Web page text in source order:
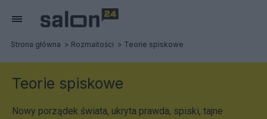
Strona główna Rozmaitości Teorie spiskowe
Teorie spiskowe
Nowy porządek świata, ukryta prawda, spiski, tajne